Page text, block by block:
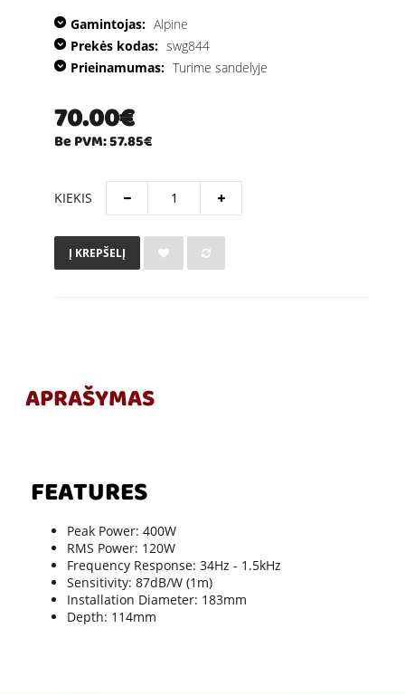
Gamintojas: Alpine
Prekės kodas: swg844
Prieinamumas: Turime sandelyje
70.00€
Be PVM: 57.85€
KIEKIS
Į KREPŠELĮ
APRAŠYMAS
FEATURES
Peak Power: 400W
RMS Power: 120W
Frequency Response: 34Hz - 1.5kHz
Sensitivity: 87dB/W (1m)
Installation Diameter: 183mm
Depth: 114mm